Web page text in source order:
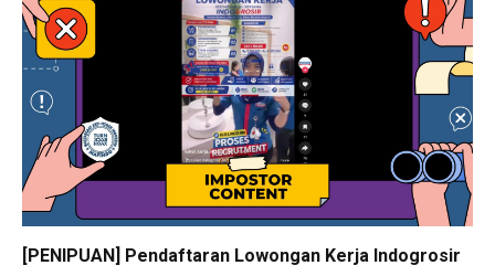
[PENIPUAN] Pendaftaran Lowongan Kerja Indogrosir